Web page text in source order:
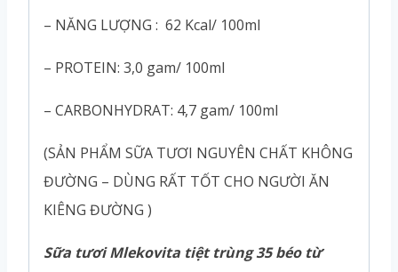
– NĂNG LƯỢNG : 62 Kcal/ 100ml
– PROTEIN: 3,0 gam/ 100ml
– CARBONHYDRAT: 4,7 gam/ 100ml
(SẢN PHẨM SỮA TƯƠI NGUYÊN CHẤT KHÔNG
ĐƯỜNG – DÙNG RẤT TỐT CHO NGƯỜI ĂN
KIÊNG ĐƯỜNG )
Sữa tươi Mlekovita tiệt trùng 35 béo từ